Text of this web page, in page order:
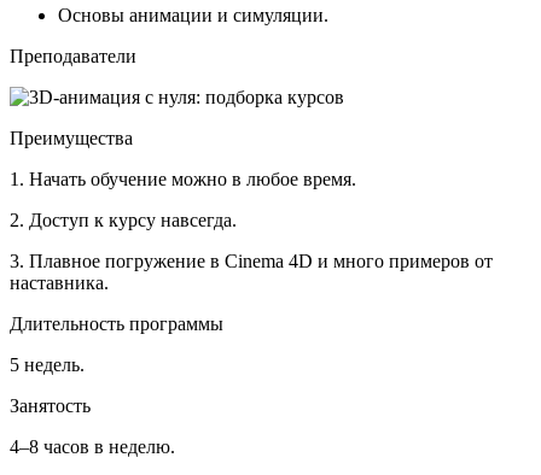
Основы анимации и симуляции.
Преподаватели
Преимущества
1. Начать обучение можно в любое время.
2. Доступ к курсу навсегда.
3. Плавное погружение в Cinema 4D и много примеров от
наставника.
Длительность программы
5 недель.
Занятость
4–8 часов в неделю.